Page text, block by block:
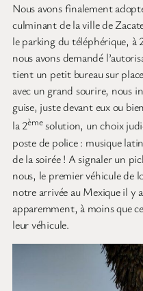
Nous avons finalement
culminant de la ville de
le parking du téléphérique, à
nous avons demandé
tient un petit bureau sur
avec un grand sourire, nous
guise, juste devant eux ou
la 2èmesolution, un choix
poste de police : musique
de la soirée ! A signaler un
nous, le premier véhicule de
notre arrivée au Mexique il y
apparemment, à moins que
leur véhicule.